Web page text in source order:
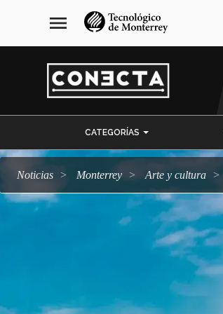
navegación
principal
menu
CATEGORÍAS
Noticias Monterrey arte y cultura